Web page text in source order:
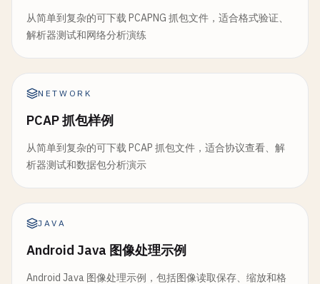
从简单到复杂的可下载 PCAPNG 抓包文件，适合格式验证、
解析器测试和网络分析演练
NETWORK
PCAP 抓包样例
从简单到复杂的可下载 PCAP 抓包文件，适合协议查看、解
析器测试和数据包分析演示
JAVA
Android Java 图像处理示例
Android Java 图像处理示例，包括图像读取保存、缩放和格